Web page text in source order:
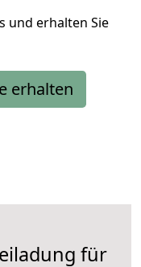
und erhalten Sie
erhalten
für